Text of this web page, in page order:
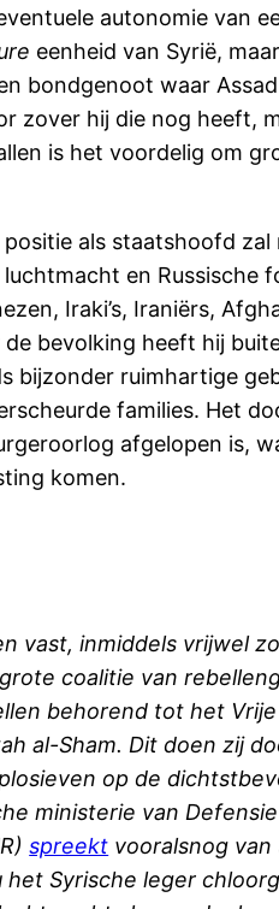
autonomie van
eenheid van Syrië,
bondgenoot waar
zover hij die nog heeft,
is het voordelig om
als staatshoofd
en Russische
Iraki’s, Iraniërs,
bevolking heeft hij
bijzonder ruimhartige
families. Het
afgelopen is,
komen.
vast, inmiddels vrijwel
coalitie van
behorend tot het
al-Sham. Dit doen zij
op de
ministerie van
spreekt vooralsnog
Syrische leger